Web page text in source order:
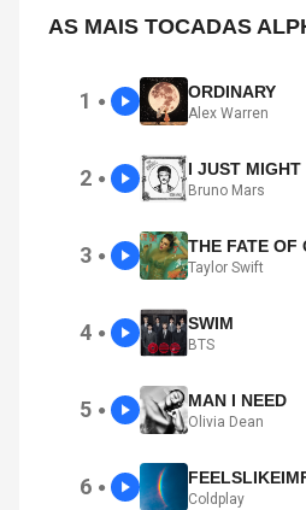
AS MAIS TOCADAS
1 ● ORDINARY
Alex Warren
2 ● I JUST MIGHT
Bruno Mars
3 ● THE FATE OF
Taylor Swift
4 ● SWIM
BTS
5 ● MAN I NEED
Olivia Dean
6 ●
Coldplay